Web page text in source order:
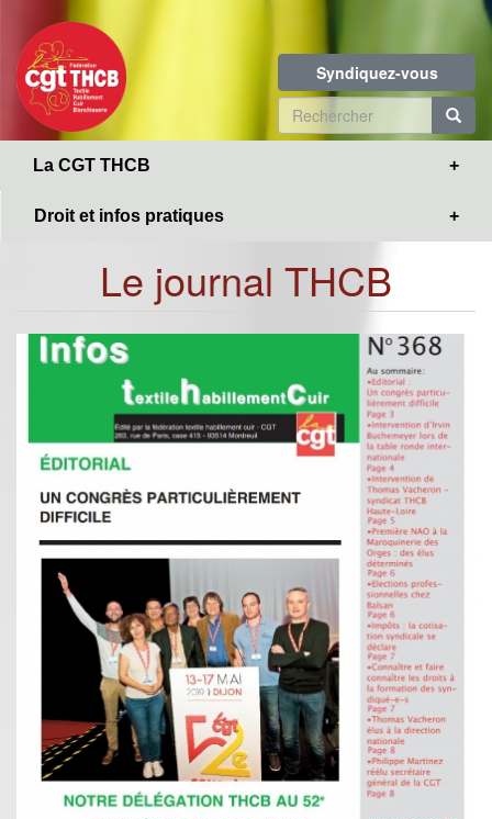
contenu
principal
Syndiquez-vous
Formulaire
de
La CGT THCB
Droit et infos pratiques
Le journal THCB